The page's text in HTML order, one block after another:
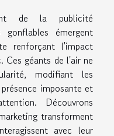
de la publicité
gonflables émergent
renforçant l'impact
Ces géants de l'air ne
modifiant les
imposante et
Découvrons
transforment
avec leur